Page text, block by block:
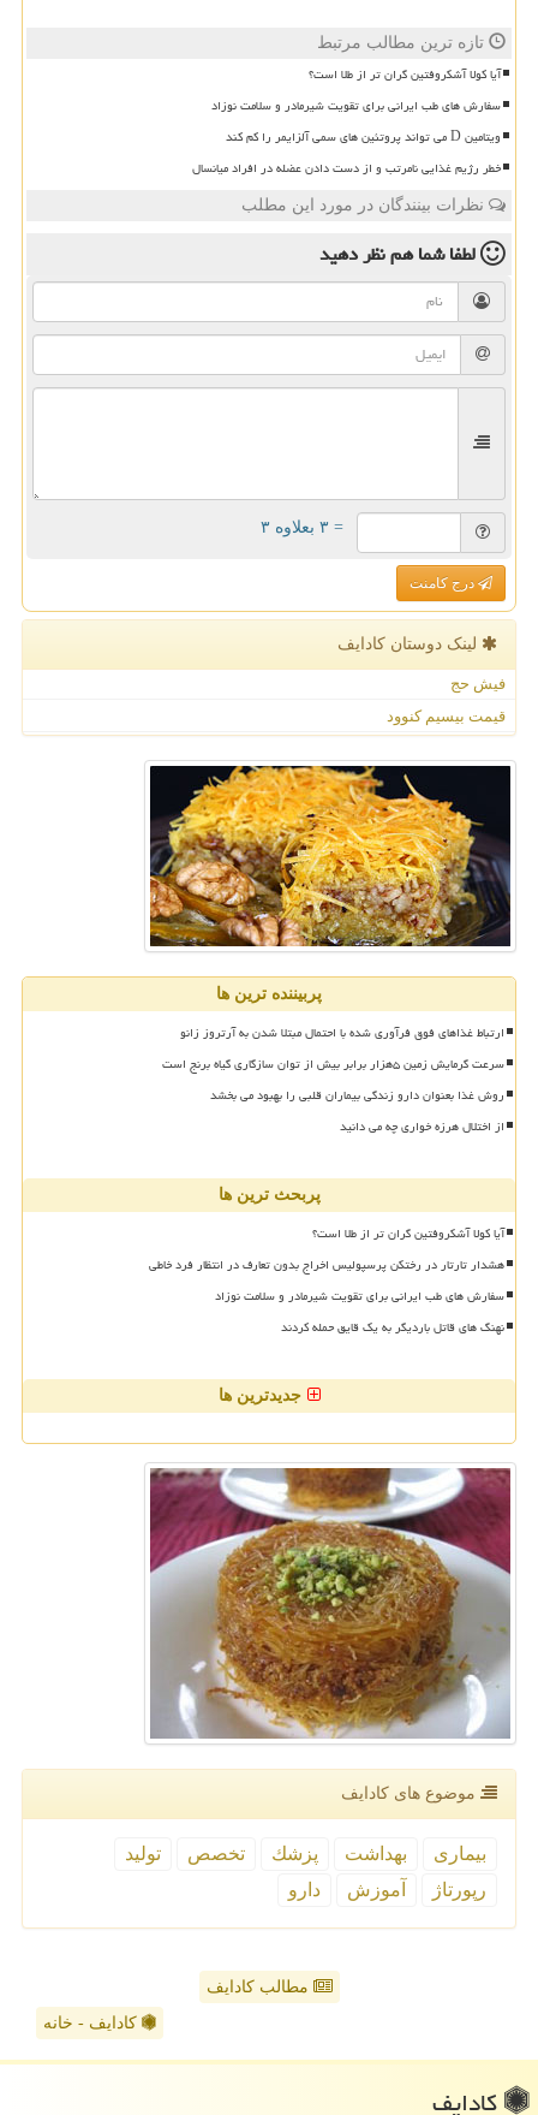
تازه ترین مطالب مرتبط
آیا کولا آشکروفتین گران تر از طلا است؟
سفارش های طب ایرانی برای تقویت شیرمادر و سلامت نوزاد
ویتامین D می تواند پروتئین های سمی آلزایمر را کم کند
خطر رژیم غذایی نامرتب و از دست دادن عضله در افراد میانسال
نظرات بینندگان در مورد این مطلب
لطفا شما همنظر دهید
= ۳ بعلاوه ۳
درج کامنت
لینک دوستان كادایف
فیش حج
قیمت بیسیم کنوود
پربیننده ترین ها
ارتباط غذاهای فوق فرآوری شده با احتمال مبتلا شدن به آرتروز زانو
سرعت گرمایش زمین ۵هزار برابر بیش از توان سازگاری گیاه برنج است
روش غذا بعنوان دارو زندگی بیماران قلبی را بهبود می بخشد
از اختلال هرزه خواری چه می دانید
پربحث ترین ها
آیا کولا آشکروفتین گران تر از طلا است؟
هشدار تارتار در رختکن پرسپولیس اخراج بدون تعارف در انتظار فرد خاطی
سفارش های طب ایرانی برای تقویت شیرمادر و سلامت نوزاد
نهنگ های قاتل باردیگر به یک قایق حمله کردند
جدیدترین ها
موضوع های كادایف
بیماری بهداشت پزشك تخصص
تولید
رپورتاژ
آموزش دارو
مطالب کادایف
کادایف - خانه
كادایف